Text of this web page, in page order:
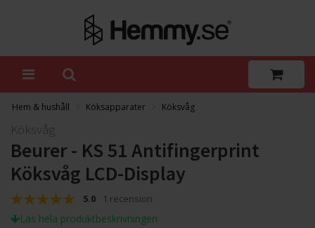
Hem & hushåll Köksapparater Köksvåg
Köksvåg
Beurer - KS 51 Antifingerprint
Köksvåg LCD-Display
5.0 1 recension
Läs hela produktbeskrivningen